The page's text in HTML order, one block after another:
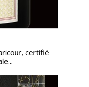
certifié